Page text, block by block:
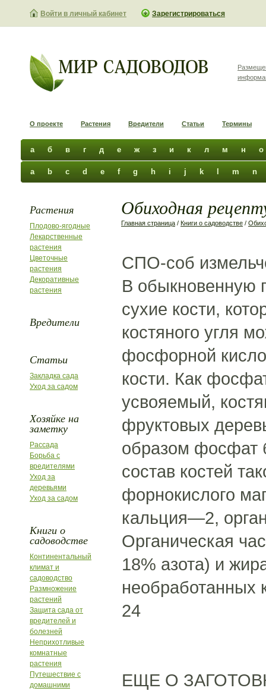
Войти в личный кабинет Зарегистрироваться
О проекте Растения Вредители Статьи Термины
а б в г д е ж з и к л м н о
a b c d e f g h i j k m n
Растения
Плодово-ягодные
Лекарственные
растения
Цветочные
растения
Декоративные
растения
Вредители
Статьи
Закладка сада
Уход за садом
Хозяйке на
заметку
Рассада
Борьба с
вредителями
Уход за
деревьями
Уход за садом
Книги о
садоводстве
Континентальный
климат и
садоводство
Размножение
растений
Защита сада от
вредителей и
болезней
Неприхотливые
комнатные
растения
Путешествие с
домашними
Обиходная
Главная страница / Книги о садоводстве /
СПО-соб
В обыкновенную
сухие кости,
костяного угля
фосфорной
кости. Как
усвояемый,
фруктовых
образом фосфат
состав костей
форнокислого
кальция—2,
Органическая
18% азота) и
необработанных
24
ЕЩЕ О